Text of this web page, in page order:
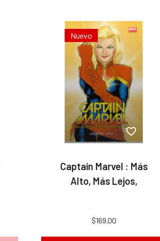
Nuevo
Captain Marvel : Más
Alto, Más Lejos,
$169.00